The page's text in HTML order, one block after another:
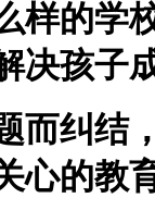
样的学
决孩子
而纠结
心的教